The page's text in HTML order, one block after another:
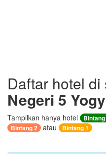
Daftar hotel di
Negeri 5
Tampilkan hanya hotel
Bintang 2
atau Bintang 1